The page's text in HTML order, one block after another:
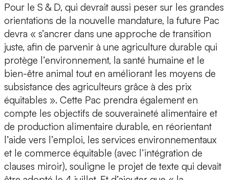
Pour le S & D, qui devrait aussi peser sur les grandes
orientations de la nouvelle mandature, la future Pac
devra « s’ancrer dans une approche de transition
juste, afin de parvenir à une agriculture durable qui
protège l’environnement, la santé humaine et le
bien-être animal tout en améliorant les moyens de
subsistance des agriculteurs grâce à des prix
équitables ». Cette Pac prendra également en
compte les objectifs de souveraineté alimentaire et
de production alimentaire durable, en réorientant
l’aide vers l’emploi, les services environnementaux
et le commerce équitable (avec l’intégration de
clauses miroir), souligne le projet de texte qui devait